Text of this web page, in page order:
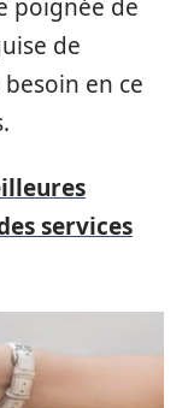
poignée de
de
en ce
services